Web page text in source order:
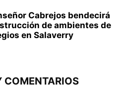
Cabrejos bendecirá
de ambientes de
en Salaverry
COMENTARIOS